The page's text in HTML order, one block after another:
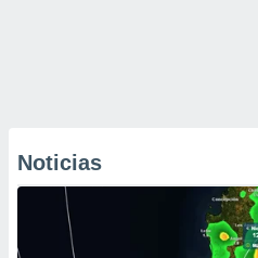
Noticias